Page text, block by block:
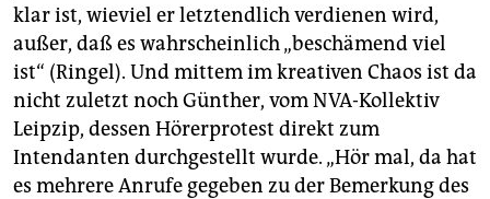
klar ist, wieviel er letztendlich verdienen wird,
außer, daß es wahrscheinlich „beschämend viel
ist“ (Ringel). Und mittem im kreativen Chaos ist da
nicht zuletzt noch Günther, vom NVA-Kollektiv
Leipzip, dessen Hörerprotest direkt zum
Intendanten durchgestellt wurde. „Hör mal, da hat
es mehrere Anrufe gegeben zu der Bemerkung des